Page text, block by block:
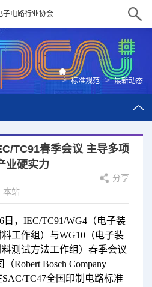
子电路行业协会
> 标准规范 > 最新动态
TC91春季会议 主导多项
业硬实力
分享
本站
日，IEC/TC91/WG4（电子装
工作组）与WG10（电子装
测试方法工作组）春季会议
Robert Bosch Company
TC47全国印制电路标准